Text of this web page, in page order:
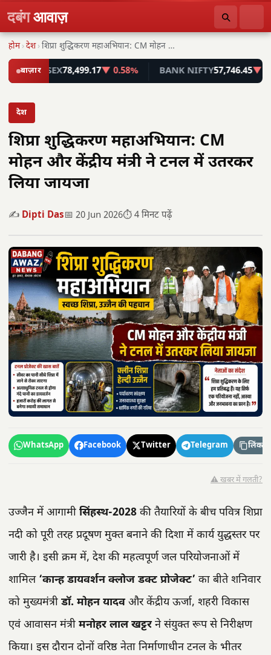
दबंगआवाज़
होम ›देश › शिप्रा शुद्धिकरण महाअभियान: CM मोहन और केंद्रीय मंत्री…
बाज़ार
SENSEX 78,499.17▼ 0.58% BANK NIFTY57,746.45▼ 0.55%
देश
शिप्रा शुद्धिकरण महाअभियान: CM
मोहन और केंद्रीय मंत्री ने टनल में उतरकर
लिया जायजा
✍️ Dipti Das📅 20 Jun 2026⏱️ 4 मिनट पढ़ें
WhatsApp Facebook Twitter Telegram लिंक
⚠️ खबर में गलती?
उज्जैन में आगामी सिंहस्थ-2028 की तैयारियों के बीच पवित्र शिप्रा
नदी को पूरी तरह प्रदूषण मुक्त बनाने की दिशा में कार्य युद्धस्तर पर
जारी है। इसी क्रम में, देश की महत्वपूर्ण जल परियोजनाओं में
शामिल ‘कान्ह डायवर्शन क्लोज डक्ट प्रोजेक्ट’ का बीते शनिवार
को मुख्यमंत्री डॉ. मोहन यादवऔर केंद्रीय ऊर्जा, शहरी विकास
एवं आवासन मंत्री मनोहर लाल खट्टरने संयुक्त रूप से निरीक्षण
किया। इस दौरान दोनों वरिष्ठ नेता निर्माणाधीन टनल के भीतर